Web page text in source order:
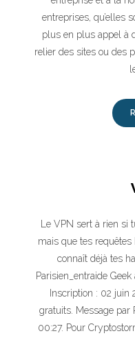
entreprises, qu’elles
plus en plus appel à
relier des sites ou des
Le VPN sert à rien si
mais que tes
connaît déjà tes
Parisien_entraide
Inscription : 02 juin
gratuits. Message par
00:27. Pour